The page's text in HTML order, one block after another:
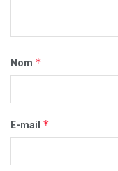
Nom *
E-mail *